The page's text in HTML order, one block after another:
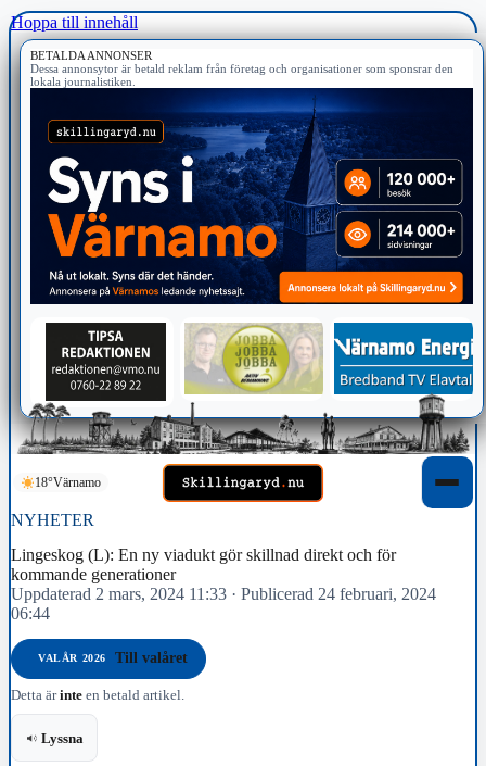
Hoppa till innehåll
BETALDA ANNONSER
Dessa annonsytor är betald reklam från företag och organisationer som sponsrar den
lokala journalistiken.
18°Värnamo
NYHETER
Lingeskog (L): En ny viadukt gör skillnad direkt och för
kommande generationer
Uppdaterad 2 mars, 2024 11:33 · Publicerad 24 februari, 2024
06:44
VALÅR 2026 Till valåret
Detta ärinte en betald artikel.
Lyssna